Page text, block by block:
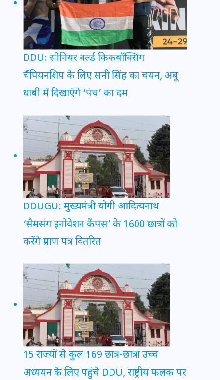
DDU: सीनियर वर्ल्ड किकबॉक्सिंग
चैंपियनशिप के लिए सनी सिंह का चयन, अबू
धाबी में दिखाएंगे ‘पंच’ का दम
DDUGU: मुख्यमंत्री योगी आदित्यनाथ
‘सैमसंग इनोवेशन कैंपस’ के 1600 छात्रों को
करेंगे प्रमाण पत्र वितरित
15 राज्यों से कुल 169 छात्र-छात्रा उच्च
अध्ययन के लिए पहुंचे DDU, राष्ट्रीय फलक पर